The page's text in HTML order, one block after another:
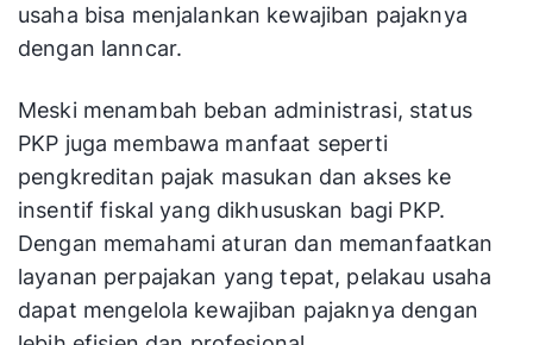
usaha bisa menjalankan kewajiban pajaknya
dengan lanncar.
Meski menambah beban administrasi, status
PKP juga membawa manfaat seperti
pengkreditan pajak masukan dan akses ke
insentif fiskal yang dikhususkan bagi PKP.
Dengan memahami aturan dan memanfaatkan
layanan perpajakan yang tepat, pelakau usaha
dapat mengelola kewajiban pajaknya dengan